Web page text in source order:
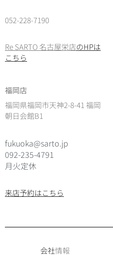
052-228-7190
Re SARTO 名古屋栄店のHPは
こちら
福岡店
福岡県福岡市天神2-8-41 福岡
朝日会館B1
fukuoka@sarto.jp
092-235-4791
月火定休
来店予約はこちら
会社情報